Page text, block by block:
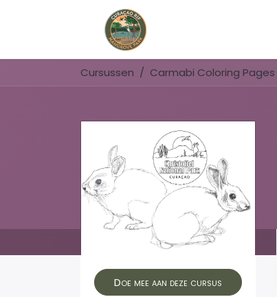
Cursussen Carmabi Coloring Pages
Doe mee aan deze cursus